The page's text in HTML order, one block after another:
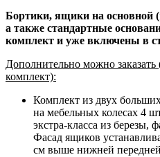
Бортики, ящики на основной
а также стандартные
комплект и уже включены в
Дополнительно можно
комплект):
Комплект из двух
на мебельных колесах 4
экстра-класса из березы,
Фасад ящиков
см выше нижней